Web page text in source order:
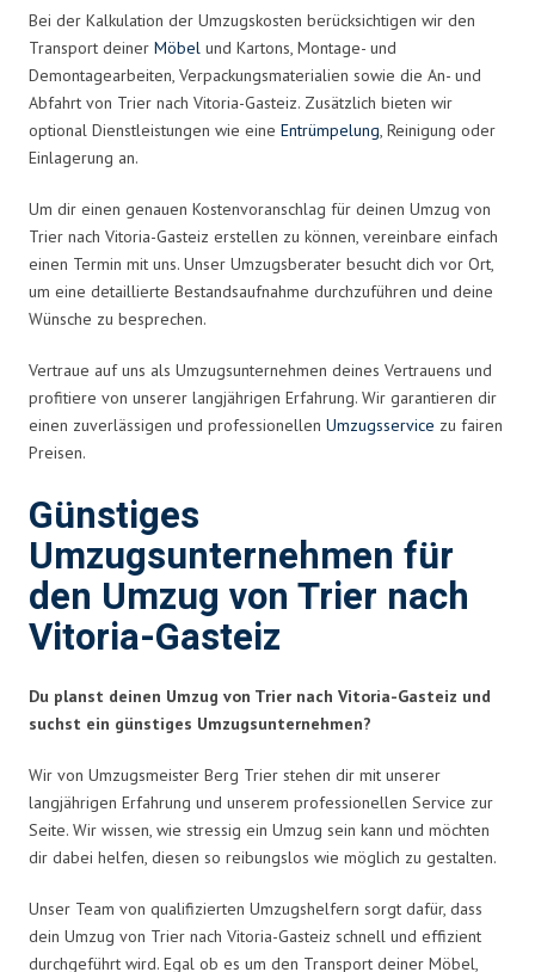
Bei der Kalkulation der Umzugskosten berücksichtigen wir den
Transport deiner Möbel und Kartons, Montage- und
Demontagearbeiten, Verpackungsmaterialien sowie die An- und
Abfahrt von Trier nach Vitoria-Gasteiz. Zusätzlich bieten wir
optional Dienstleistungen wie eine Entrümpelung, Reinigung oder
Einlagerung an.
Um dir einen genauen Kostenvoranschlag für deinen Umzug von
Trier nach Vitoria-Gasteiz erstellen zu können, vereinbare einfach
einen Termin mit uns. Unser Umzugsberater besucht dich vor Ort,
um eine detaillierte Bestandsaufnahme durchzuführen und deine
Wünsche zu besprechen.
Vertraue auf uns als Umzugsunternehmen deines Vertrauens und
profitiere von unserer langjährigen Erfahrung. Wir garantieren dir
einen zuverlässigen und professionellen Umzugsservice zu fairen
Preisen.
Günstiges
Umzugsunternehmen für
den Umzug von Trier nach
Vitoria-Gasteiz
Du planst deinen Umzug von Trier nach Vitoria-Gasteiz und
suchst ein günstiges Umzugsunternehmen?
Wir von Umzugsmeister Berg Trier stehen dir mit unserer
langjährigen Erfahrung und unserem professionellen Service zur
Seite. Wir wissen, wie stressig ein Umzug sein kann und möchten
dir dabei helfen, diesen so reibungslos wie möglich zu gestalten.
Unser Team von qualifizierten Umzugshelfern sorgt dafür, dass
dein Umzug von Trier nach Vitoria-Gasteiz schnell und effizient
durchgeführt wird. Egal ob es um den Transport deiner Möbel,